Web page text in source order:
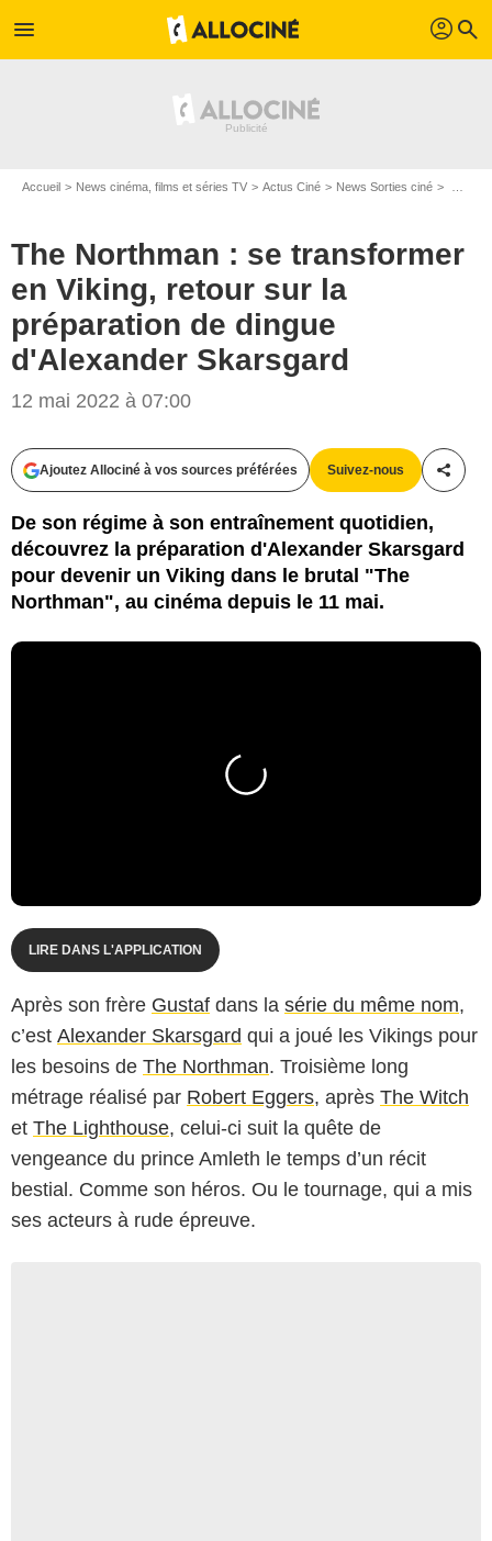
menu profil search
Accueil News cinéma, films et séries TV Actus Ciné News Sorties ciné
The Northman : se transformer
en Viking, retour sur la
préparation de dingue
d'Alexander Skarsgard
12 mai 2022 à 07:00
Ajoutez Allociné à vos sources préférées Suivez-nous
De son régime à son entraînement quotidien,
découvrez la préparation d'Alexander Skarsgard
pour devenir un Viking dans le brutal "The
Northman", au cinéma depuis le 11 mai.
LIRE DANS L'APPLICATION
Après son frère Gustaf dans la série du même nom,
c’est Alexander Skarsgard qui a joué les Vikings pour
les besoins de The Northman. Troisième long
métrage réalisé par Robert Eggers, après The Witch
et The Lighthouse, celui-ci suit la quête de
vengeance du prince Amleth le temps d’un récit
bestial. Comme son héros. Ou le tournage, qui a mis
ses acteurs à rude épreuve.